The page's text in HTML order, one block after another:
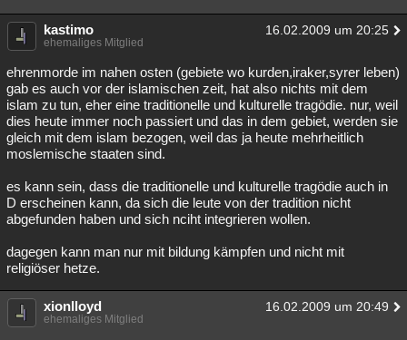
kastimo 16.02.2009 um 20:25
ehemaliges Mitglied
ehrenmorde im nahen osten (gebiete wo kurden,iraker,syrer leben)
gab es auch vor der islamischen zeit, hat also nichts mit dem
islam zu tun, eher eine traditionelle und kulturelle tragödie. nur, weil
dies heute immer noch passiert und das in dem gebiet, werden sie
gleich mit dem islam bezogen, weil das ja heute mehrheitlich
moslemische staaten sind.
es kann sein, dass die traditionelle und kulturelle tragödie auch in
D erscheinen kann, da sich die leute von der tradition nicht
abgefunden haben und sich nciht integrieren wollen.
dagegen kann man nur mit bildung kämpfen und nicht mit
religiöser hetze.
xionlloyd 16.02.2009 um 20:49
ehemaliges Mitglied